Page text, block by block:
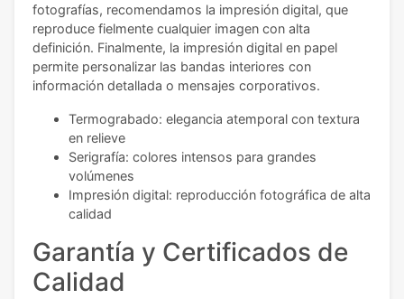
fotografías, recomendamos la impresión digital, que
reproduce fielmente cualquier imagen con alta
definición. Finalmente, la impresión digital en papel
permite personalizar las bandas interiores con
información detallada o mensajes corporativos.
Termograbado: elegancia atemporal con textura
en relieve
Serigrafía: colores intensos para grandes
volúmenes
Impresión digital: reproducción fotográfica de alta
calidad
Garantía y Certificados de
Calidad